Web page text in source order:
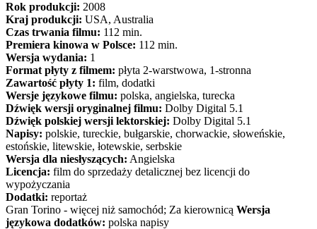
Rok produkcji: 2008
Kraj produkcji: USA, Australia
Czas trwania filmu: 112 min.
Premiera kinowa w Polsce: 112 min.
Wersja wydania: 1
Format płyty z filmem: płyta 2-warstwowa, 1-stronna
Zawartość płyty 1: film, dodatki
Wersje językowe filmu: polska, angielska, turecka
Dźwięk wersji oryginalnej filmu: Dolby Digital 5.1
Dźwięk polskiej wersji lektorskiej: Dolby Digital 5.1
Napisy: polskie, tureckie, bułgarskie, chorwackie, słoweńskie,
estońskie, litewskie, łotewskie, serbskie
Wersja dla niesłyszących: Angielska
Licencja: film do sprzedaży detalicznej bez licencji do
wypożyczania
Dodatki: reportaż
Gran Torino - więcej niż samochód; Za kierownicą Wersja
językowa dodatków: polska napisy